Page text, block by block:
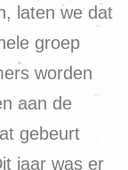
laten we dat
groep
worden
aan de
gebeurt
jaar was er